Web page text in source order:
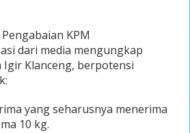
KPM
dari media mengungkap
Klanceng, berpotensi
yang seharusnya menerima
10 kg.